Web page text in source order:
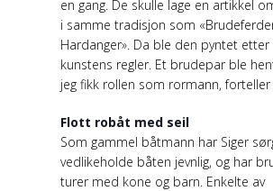
en gang. De skulle lage en artikkel
i samme tradisjon som
Hardanger». Da ble den pyntet etter
kunstens regler. Et brudepar ble
jeg fikk rollen som rormann, forteller
Flott robåt med seil
Som gammel båtmann har Siger
vedlikeholde båten jevnlig, og har
turer med kone og barn. Enkelte av